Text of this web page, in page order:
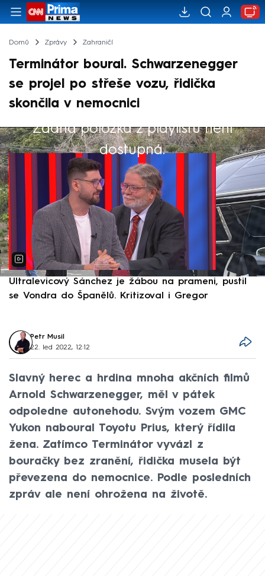
Domů Zprávy Zahraničí
Terminátor boural. Schwarzenegger
se projel po střeše vozu, řidička
skončila v nemocnici
Žádná položka z playlistu není
dostupná.
Výběr redakce
Ultralevicový Sánchez je žábou na prameni, pustil
se Vondra do Španělů. Kritizoval i Gregor
Petr Musil
22. led 2022, 12:12
Slavný herec a hrdina mnoha akčních filmů
Arnold Schwarzenegger, měl v pátek
odpoledne autonehodu. Svým vozem GMC
Yukon naboural Toyotu Prius, který řídila
žena. Zatímco Terminátor vyvázl z
bouračky bez zranění, řidička musela být
převezena do nemocnice. Podle posledních
zpráv ale není ohrožena na životě.